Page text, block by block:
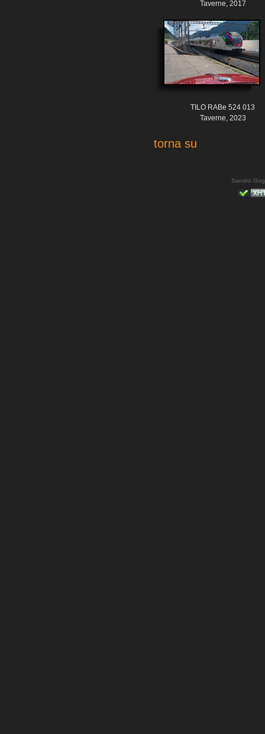
Taverne, 2017
TILO RABe 524 013
Taverne, 2023
torna su
Sandro